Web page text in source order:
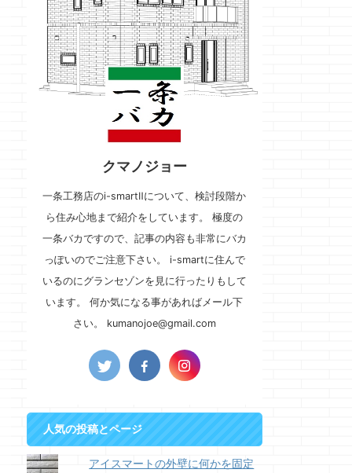
クマノジョー
一条工務店のi-smartⅡについて、検討段階か
ら住み心地まで紹介をしています。 極度の
一条バカですので、記事の内容も非常にバカ
っぽいのでご注意下さい。 i-smartに住んで
いるのにグランセゾンを見に行ったりもして
います。 何か気になる事があればメール下
さい。 kumanojoe@gmail.com
人気の投稿とページ
アイスマートの外壁に何かを固定